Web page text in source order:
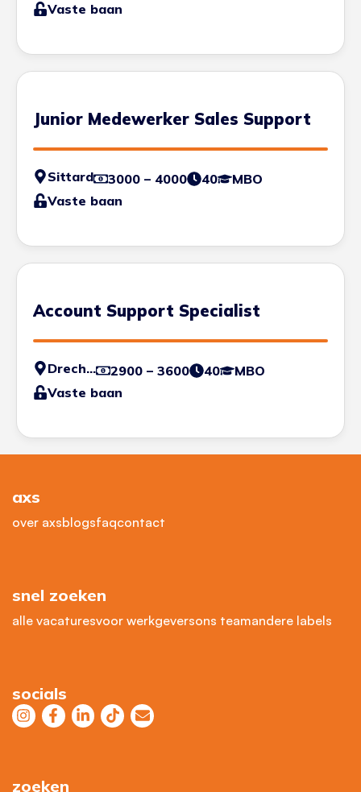
Vaste baan
Junior Medewerker Sales Support
Sittard 3000 – 4000 40
MBO
Vaste baan
Account Support Specialist
Drechtsteden 2900 – 3600 40
MBO
Vaste baan
axs
over axsblogsfaqcontact
snel zoeken
alle vacaturesvoor werkgeversons teamandere labels
socials
zoeken